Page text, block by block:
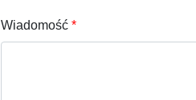
Wiadomość